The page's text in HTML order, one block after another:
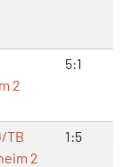
2
5:1
TB
2
1:5